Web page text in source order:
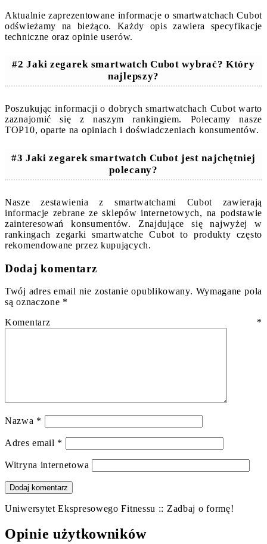
Aktualnie zaprezentowane informacje o smartwatchach Cubot
odświeżamy na bieżąco. Każdy opis zawiera specyfikacje
techniczne oraz opinie userów.
#2 Jaki zegarek smartwatch Cubot wybrać? Który
najlepszy?
Poszukując informacji o dobrych smartwatchach Cubot warto
zaznajomić się z naszym rankingiem. Polecamy nasze
TOP10, oparte na opiniach i doświadczeniach konsumentów.
#3 Jaki zegarek smartwatch Cubot jest najchętniej
polecany?
Nasze zestawienia z smartwatchami Cubot zawierają
informacje zebrane ze sklepów internetowych, na podstawie
zainteresowań konsumentów. Znajdujące się najwyżej w
rankingach zegarki smartwatche Cubot to produkty często
rekomendowane przez kupujących.
Dodaj komentarz
Twój adres email nie zostanie opublikowany. Wymagane pola
są oznaczone *
Komentarz *
Nazwa *
Adres email *
Witryna internetowa
Uniwersytet Ekspresowego Fitnessu :: Zadbaj o formę!
Opinie użytkowników